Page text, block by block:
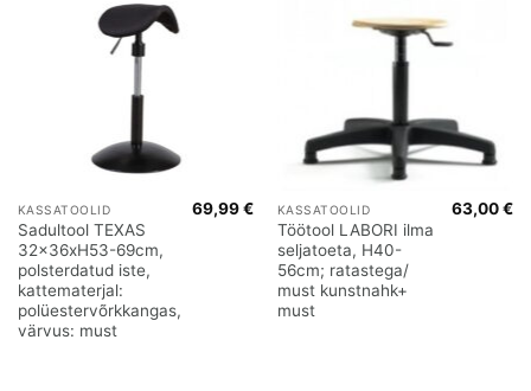
KASSATOOLID
Sadultool TEXAS
32x36xH53-69cm,
polsterdatud iste,
kattematerjal:
polüestervõrkkangas,
värvus: must
69,99€ KASSATOOLID
Töötool LABORI ilma
seljatoeta, H40-
56cm; ratastega/
must kunstnahk+
must
63,00€